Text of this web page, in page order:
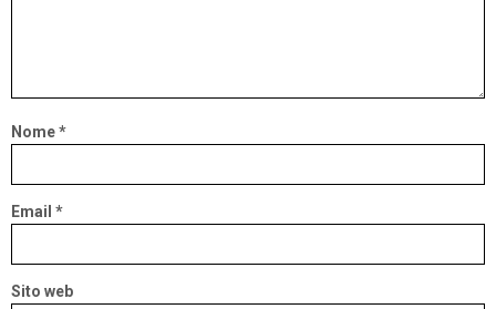
Nome*
Email *
Sito web